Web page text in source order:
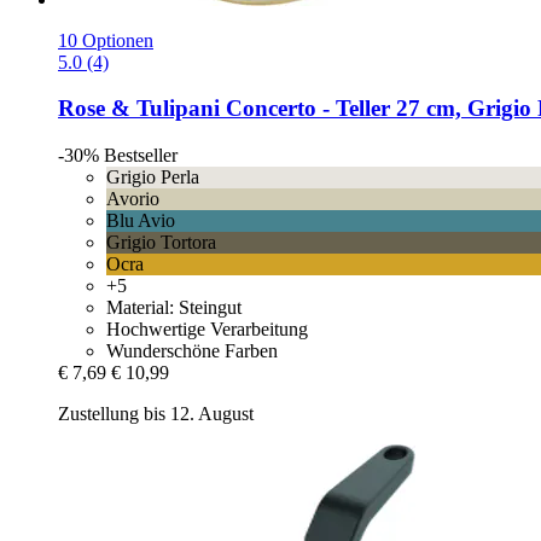
10 Optionen
5.0 (4)
Rose & Tulipani Concerto -​ Teller 27 cm, Grigio
-30% Bestseller
Grigio Perla
Avorio
Blu Avio
Grigio Tortora
Ocra
+5
Material: Steingut
Hochwertige Verarbeitung
Wunderschöne Farben
€ 7,69 € 10,99
Zustellung bis 12. August